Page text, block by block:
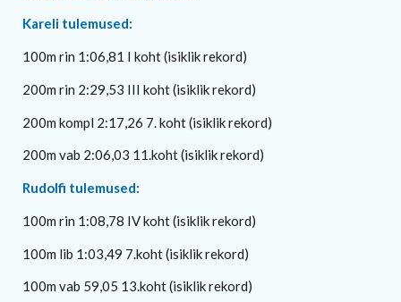
Kareli tulemused:
100m rin 1:06,81 I koht (isiklik rekord)
200m rin 2:29,53 III koht (isiklik rekord)
200m kompl 2:17,26 7. koht (isiklik rekord)
200m vab 2:06,03 11.koht (isiklik rekord)
Rudolfi tulemused:
100m rin 1:08,78 IV koht (isiklik rekord)
100m lib 1:03,49 7.koht (isiklik rekord)
100m vab 59,05 13.koht (isiklik rekord)